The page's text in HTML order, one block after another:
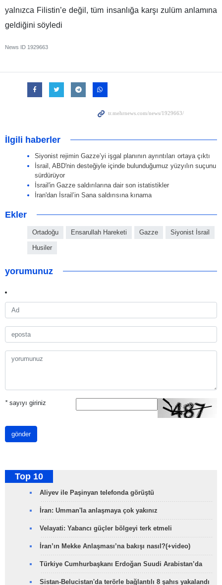
yalnızca Filistin’e değil, tüm insanlığa karşı zulüm anlamına
geldiğini söyledi
News ID 1929663
İlgili haberler
Siyonist rejimin Gazze’yi işgal planının ayrıntıları ortaya çıktı
İsrail, ABD'nin desteğiyle içinde bulunduğumuz yüzyılın suçunu
sürdürüyor
İsrail'in Gazze saldırılarına dair son istatistikler
İran'dan İsrail’in Sana saldırısına kınama
Ekler
Ortadoğu Ensarullah Hareketi Gazze Siyonist İsrail
Husiler
yorumunuz
*sayıyı giriniz
gönder
Top 10
Aliyev ile Paşinyan telefonda görüştü
İran: Umman'la anlaşmaya çok yakınız
Velayati: Yabancı güçler bölgeyi terk etmeli
İran’ın Mekke Anlaşması’na bakışı nasıl?(+video)
Türkiye Cumhurbaşkanı Erdoğan Suudi Arabistan’da
Sistan-Belucistan'da terörle bağlantılı 8 şahıs yakalandı